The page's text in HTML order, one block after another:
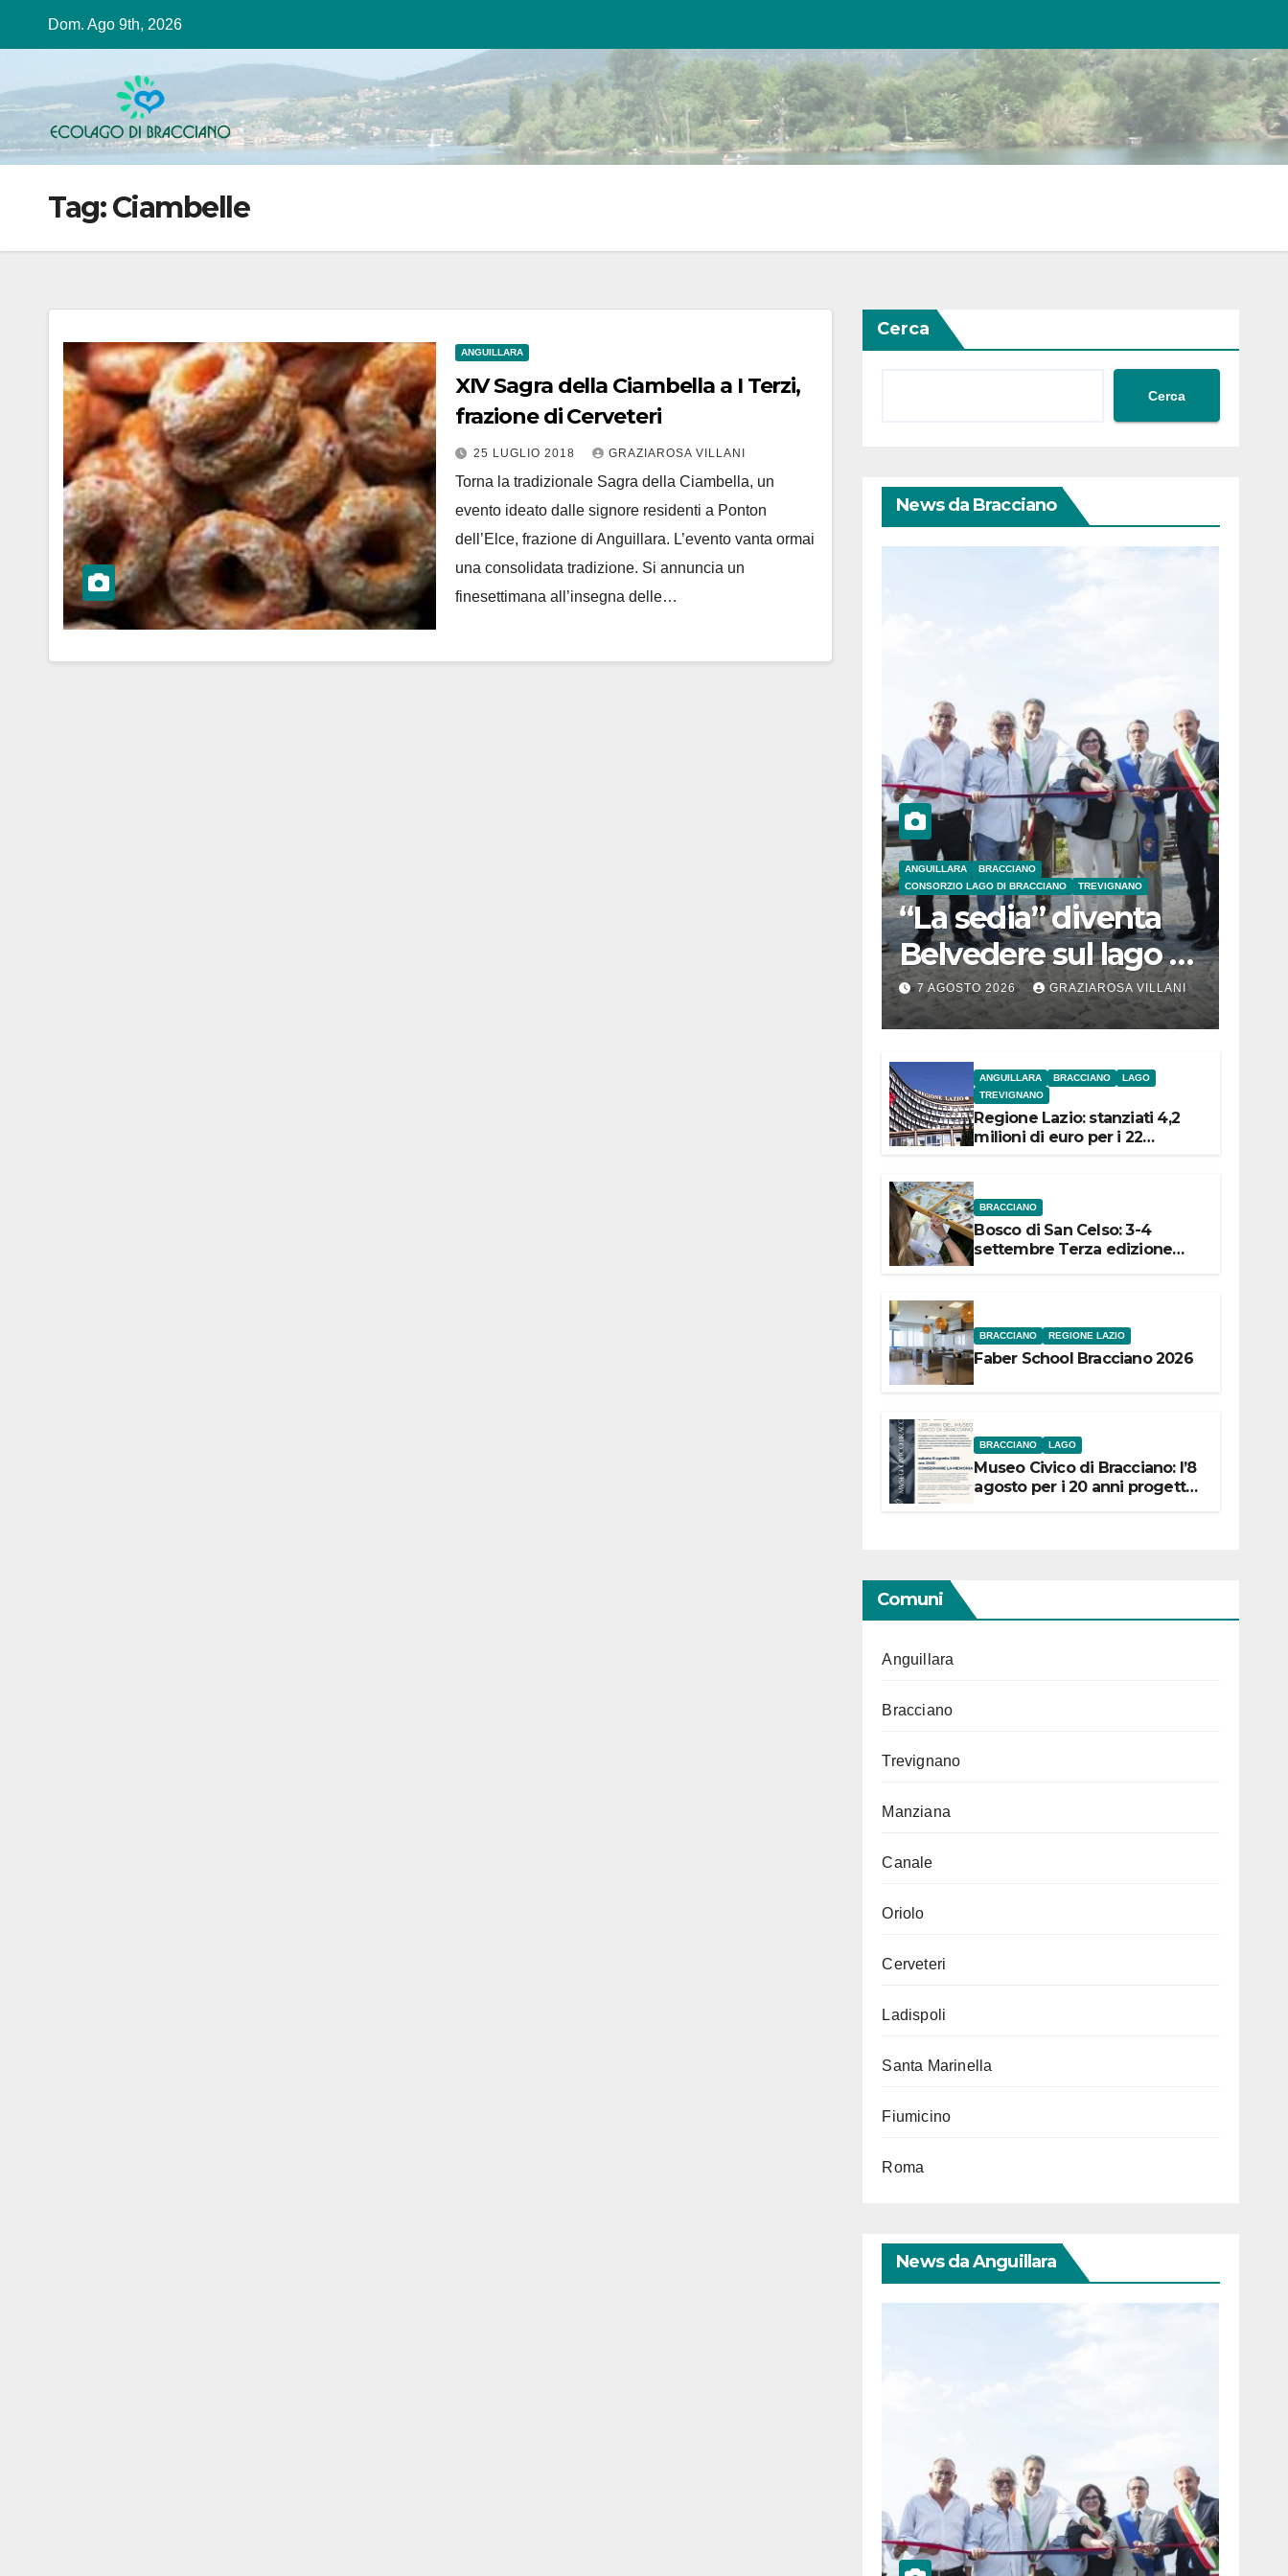
Dom. Ago 9th, 2026
Tag:Ciambelle
ANGUILLARA
XIV Sagra della Ciambella a I Terzi,
frazione di Cerveteri
25 LUGLIO 2018 GRAZIAROSA VILLANI
Torna la tradizionale Sagra della Ciambella, un
evento ideato dalle signore residenti a Ponton
dell’Elce, frazione di Anguillara. L’evento vanta ormai
una consolidata tradizione. Si annuncia un
finesettimana all’insegna delle…
Cerca
Cerca
News da Bracciano
ANGUILLARA
BRACCIANO
CONSORZIO LAGO DI BRACCIANO
TREVIGNANO
“La sedia” diventa
Belvedere sul lago di
Bracciano: ieri
l’inaugurazione
7 AGOSTO 2026 GRAZIAROSA VILLANI
ANGUILLARA BRACCIANO
LAGO
TREVIGNANO
Regione Lazio: stanziati 4,2
milioni di euro per i 22
BRACCIANO
Bosco di San Celso: 3-4
settembre Terza edizione
BRACCIANO REGIONE LAZIO
Faber School Bracciano 2026
BRACCIANO LAGO
Museo Civico di Bracciano: l’8
agosto per i 20 anni progetto
Comuni
Anguillara
Bracciano
Trevignano
Manziana
Canale
Oriolo
Cerveteri
Ladispoli
Santa Marinella
Fiumicino
Roma
News da Anguillara